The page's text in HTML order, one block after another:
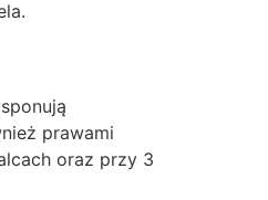
prawami
oraz przy 3